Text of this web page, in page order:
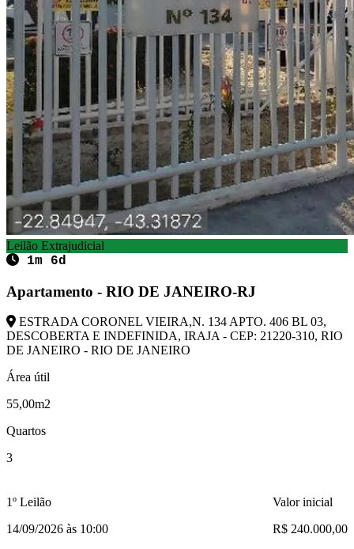
Leilão Extrajudicial
1m 6d
Apartamento - RIO DE JANEIRO-RJ
ESTRADA CORONEL VIEIRA,N. 134 APTO. 406 BL 03,
DESCOBERTA E INDEFINIDA, IRAJA - CEP: 21220-310, RIO
DE JANEIRO - RIO DE JANEIRO
Área útil
55,00m2
Quartos
3
1º Leilão
14/09/2026 às 10:00
Valor inicial
R$ 240.000,00